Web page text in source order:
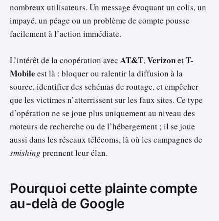
nombreux utilisateurs. Un message évoquant un colis, un
impayé, un péage ou un problème de compte pousse
facilement à l’action immédiate.
L’intérêt de la coopération avec AT&T,VerizonetT-
Mobile est là : bloquer ou ralentir la diffusion à la
source, identifier des schémas de routage, et empêcher
que les victimes n’atterrissent sur les faux sites. Ce type
d’opération ne se joue plus uniquement au niveau des
moteurs de recherche ou de l’hébergement ; il se joue
aussi dans les réseaux télécoms, là où les campagnes de
smishing prennent leur élan.
Pourquoi cette plainte compte
au-delà de Google